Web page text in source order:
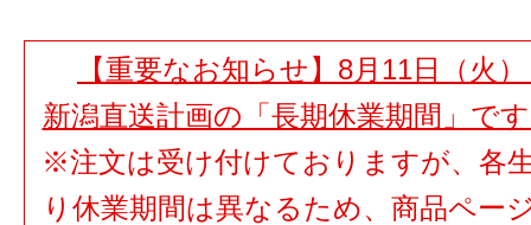
【重要なお知らせ】8月11日（火
新潟直送計画の「長期休業期間」で
※注文は受け付けておりますが、各
り休業期間は異なるため、商品ペー